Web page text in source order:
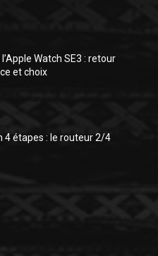
Watch SE3 : retour
et choix
4 étapes : le routeur 2/4